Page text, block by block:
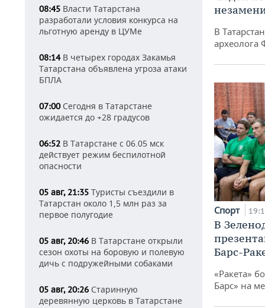
08:45 Власти Татарстана
разработали условия конкурса на
льготную аренду в ЦУМе
08:14В четырех городах Закамья
Татарстана объявлена угроза атаки
БПЛА
07:00Сегодня в Татарстане
ожидается до +28 градусов
06:52 В Татарстане с 06.05 мск
действует режим беспилотной
опасности
05 авг, 21:35 Туристы съездили в
Татарстан около 1,5 млн раз за
первое полугодие
05 авг, 20:46 В Татарстане открыли
сезон охоты на боровую и полевую
дичь с подружейными собаками
05 авг, 20:26 Старинную
деревянную церковь в Татарстане
В
археолога
Спорт
В
Барс-
«Ракета»
Барс» на